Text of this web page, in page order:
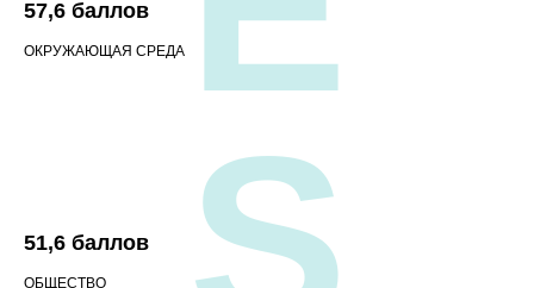
57,6 баллов
ОКРУЖАЮЩАЯ СРЕДА
51,6 баллов
ОБЩЕСТВО